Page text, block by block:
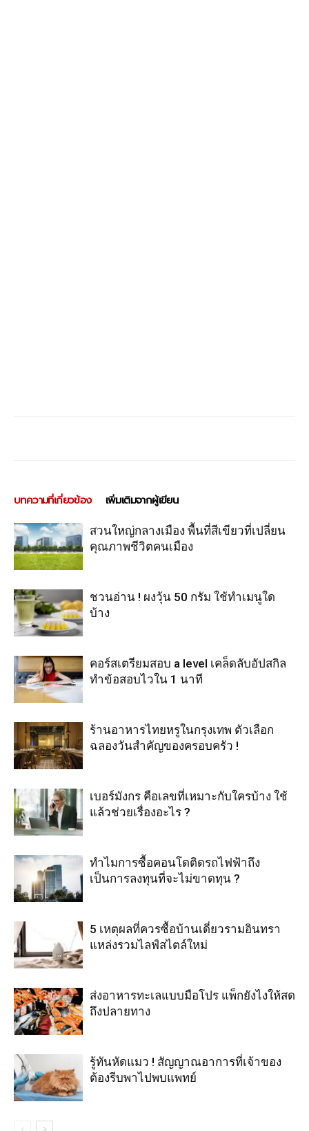
บทความที่เกี่ยวข้อง เพิ่มเติมจากผู้เขียน
สวนใหญ่กลางเมือง พื้นที่สีเขียวที่เปลี่ยน
คุณภาพชีวิตคนเมือง
ชวนอ่าน ! ผงวุ้น 50 กรัม ใช้ทำเมนูใด
บ้าง
คอร์สเตรียมสอบ a level เคล็ดลับอัปสกิล
ทำข้อสอบไวใน 1 นาที
ร้านอาหารไทยหรูในกรุงเทพ ตัวเลือก
ฉลองวันสำคัญของครอบครัว !
เบอร์มังกร คือเลขที่เหมาะกับใครบ้าง ใช้
แล้วช่วยเรื่องอะไร ?
ทำไมการซื้อคอนโดติดรถไฟฟ้าถึง
เป็นการลงทุนที่จะไม่ขาดทุน ?
5 เหตุผลที่ควรซื้อบ้านเดี่ยวรามอินทรา
แหล่งรวมไลฟ์สไตล์ใหม่
ส่งอาหารทะเลแบบมือโปร แพ็กยังไงให้สด
ถึงปลายทาง
รู้ทันหัดแมว ! สัญญาณอาการที่เจ้าของ
ต้องรีบพาไปพบแพทย์